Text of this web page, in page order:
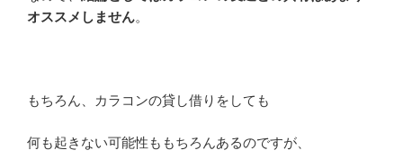
オススメしません。
もちろん、カラコンの貸し借りをしても
何も起きない可能性ももちろんあるのですが、